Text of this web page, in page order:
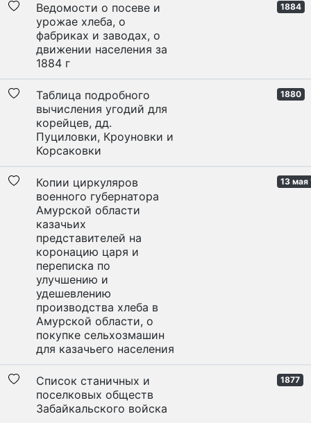
Ведомости о посеве и
урожае хлеба, о
фабриках и заводах, о
движении населения за
1884 г
1884
Таблица подробного
вычисления угодий для
корейцев, дд.
Пуциловки, Кроуновки и
Корсаковки
1880
Копии циркуляров
военного губернатора
Амурской области
казачьих
представителей на
коронацию царя и
переписка по
улучшению и
удешевлению
производства хлеба в
Амурской области, о
покупке сельхозмашин
для казачьего населения
13 мая
Список станичных и
поселковых обществ
Забайкальского войска
1877